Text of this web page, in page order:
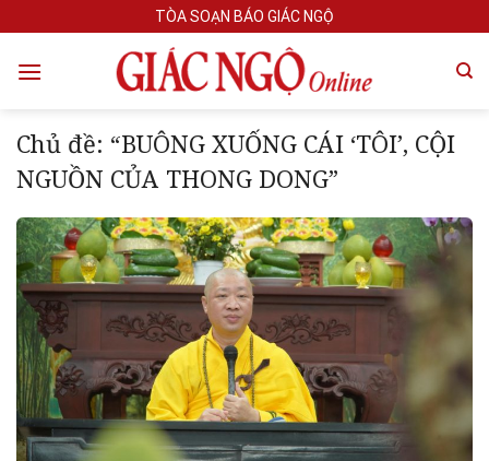
to
content
TÒA SOẠN BÁO GIÁC NGỘ
Chủ đề: “BUÔNG XUỐNG CÁI ‘TÔI’, CỘI
NGUỒN CỦA THONG DONG”